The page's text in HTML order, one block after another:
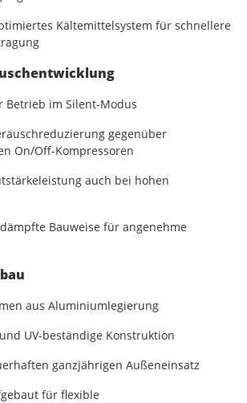
Kältemittelsystem für schnellere
Betrieb im Silent-Modus
gegenüber
On/Off-Kompressoren
auch bei hohen
Bauweise für angenehme
aus Aluminiumlegierung
UV-beständige Konstruktion
ganzjährigen Außeneinsatz
für flexible